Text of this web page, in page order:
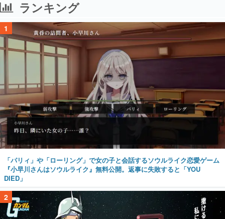
ランキング
1
「パリィ」や「ローリング」で女の子と会話するソウルライク恋愛ゲーム
『小早川さんはソウルライク』無料公開。返事に失敗すると「YOU
DIED」
2